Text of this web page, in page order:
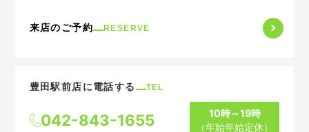
来店のご予約 RESERVE
豊田駅前店に電話する TEL
042-843-1655
10時～19時
（年始年始定休）